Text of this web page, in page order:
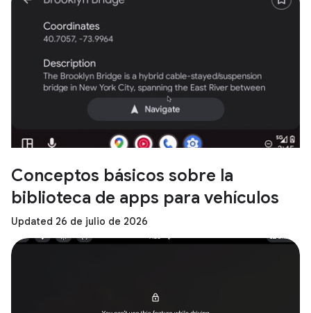
Conceptos básicos sobre la
biblioteca de apps para vehículos
Updated 26 de julio de 2026